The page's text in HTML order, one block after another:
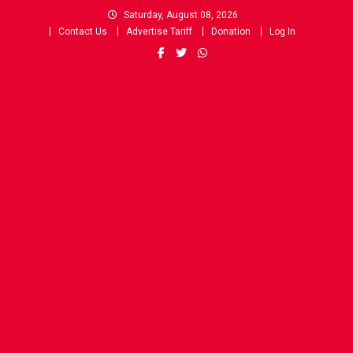
Saturday, August 08, 2026
Contact Us
Advertise Tariff Donation Log In